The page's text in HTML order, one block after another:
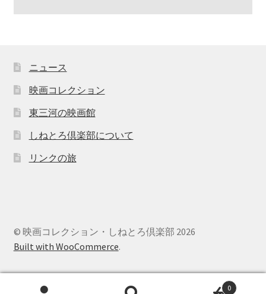
ニュース
映画コレクション
東三河の映画館
しねとろ倶楽部について
リンクの旅
© 映画コレクション・しねとろ倶楽部 2026
Built with WooCommerce.
0